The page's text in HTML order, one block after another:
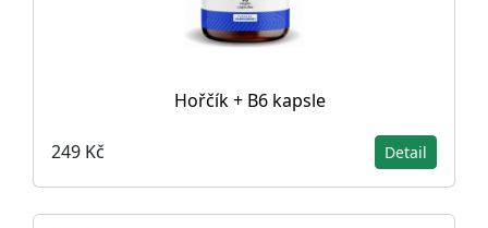
Hořčík + B6 kapsle
249 Kč Detail